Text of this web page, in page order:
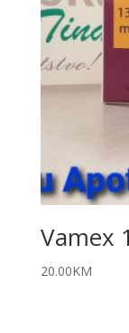
Vamex
20.00KM